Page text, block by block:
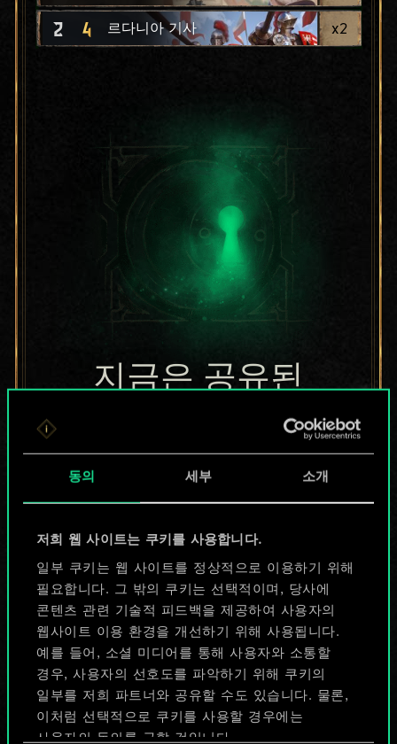
동의 세부 소개
저희 웹 사이트는 쿠키를 사용합니다.
일부 쿠키는 웹 사이트를 정상적으로 이용하기 위해
필요합니다. 그 밖의 쿠키는 선택적이며, 당사에
콘텐츠 관련 기술적 피드백을 제공하여 사용자의
웹사이트 이용 환경을 개선하기 위해 사용됩니다.
예를 들어, 소셜 미디어를 통해 사용자와 소통할
경우, 사용자의 선호도를 파악하기 위해 쿠키의
일부를 저희 파트너와 공유할 수도 있습니다. 물론,
이처럼 선택적으로 쿠키를 사용할 경우에는
사용자의 동의를 구할 것입니다.
2 4 르다니아 기사 x2
지금은 공유된
카드들에 지나지
않지만
무궁무진한
가능성을 가지고
있습니다!
덱 이름 짓기 & 가이드 작성하기
덱 편집